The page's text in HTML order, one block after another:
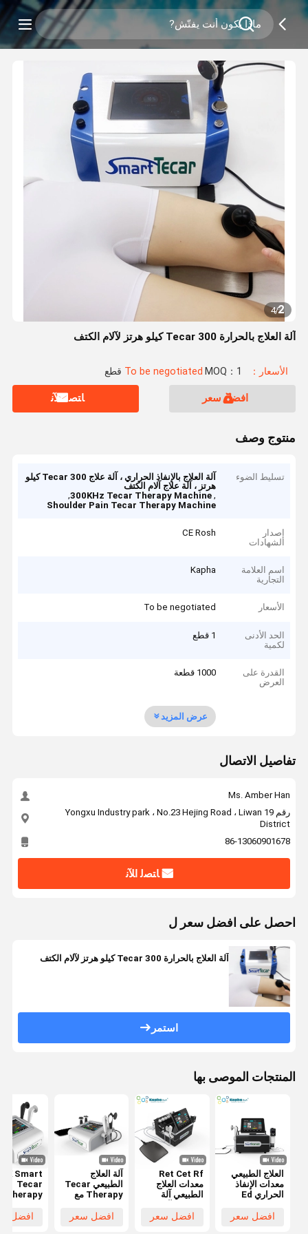
2
/
4
آلة العلاج بالحرارة Tecar 300 كيلو هرتز لآلام الكتف
الأسعار：To be negotiated MOQ：1 قطع
افضل سعر ﺎﺘﺼﻟ ﺍﻶﻧ
منتوج وصف
تسليط الضوء
آلة العلاج بالإنفاذ الحراري ، آلة علاج Tecar 300 كيلو
هرتز ، آلة علاج آلام الكتف
,
300KHz Tecar Therapy Machine
,
Shoulder Pain Tecar Therapy Machine
إصدار
الشهادات
CE Rosh
اسم العلامة
التجارية
Kapha
الأسعار To be negotiated
الحد الأدنى
لكمية
1 قطع
القدرة على
العرض
1000 قطعة
عرض المزيد
تفاصيل الاتصال
Ms. Amber Han
رقم 19 Yongxu Industry park ، No.23 Hejing Road ، Liwan
District
86-13060901678
ﺎﺘﺼﻟ ﺍﻶﻧ
احصل على افضل سعر ل
آلة العلاج بالحرارة Tecar 300 كيلو هرتز لآلام الكتف
استمر
المنتجات الموصى بها
العلاج الطبيعي
معدات الإنفاذ
الحراري Ed
Ret Cet
Smart Tecar
افضل سعر
Ret Cet Rf
معدات العلاج
الطبيعي آلة
Smart Tecar
افضل سعر
آلة العلاج
الطبيعي Tecar
Therapy مع
448KHz CET
افضل سعر
Tecar
Therapy
RF
افضل